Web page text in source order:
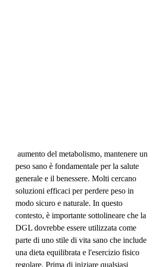
peso sano è fondamentale per la salute
generale e il benessere. Molti cercano
soluzioni efficaci per perdere peso in
modo sicuro e naturale. In questo
contesto, è importante sottolineare che la
DGL dovrebbe essere utilizzata come
parte di uno stile di vita sano che include
una dieta equilibrata e l'esercizio fisico
regolare. Prima di iniziare qualsiasi